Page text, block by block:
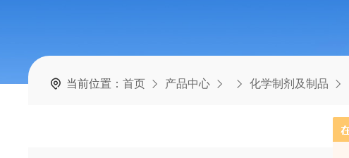
当前位置：首页 产品中心 化学制剂及制品